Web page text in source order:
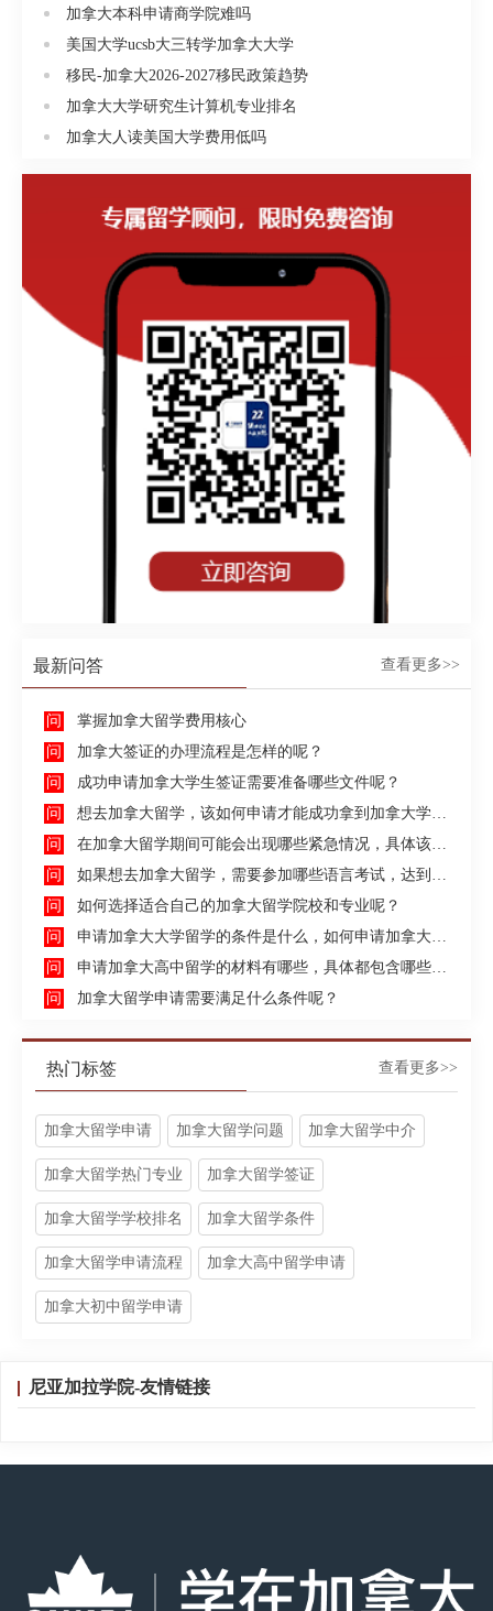
本科学位，CO-OP)，电力工程技术，电力工程技术-电
力系统(CO-OP)，电子工程技术(CO-OP)，光电子(激
光)工程技术，工程技术社区教育系：儿童及青年工作
者，早期幼儿教育，教育协助-特殊教育支持，社会工
作者计算机系：计算机技术(CO-OP)，计算机编程和程
工艺商业及小企业系：国际商业和全球开发(四年本科
有学士学位)商业营运-财会(CO-OP)，商业营运-国际商
业，商业营运-销售及市场，商业管理-财会(CO-OP)，
商业管理-人事管理(CO-OP)，商业管理-国际商务，商
业管理-市场，商业管理-营运管理(CO-OP)，商业管理-
职业高尔夫管理(CO-OP)环境培育系：环境管理技-实
地及实验室(CO-OP)费用：申请费250加币，学费语言
995加币/4周，正课9800加币/年退费政策：签证被拒后
可以获得扣除250行政费后的全部学费。签证通过后申
请退费，在开课前10天提出申请可获得部分学费。具
加拿大本科申请商学院难吗
美国大学ucsb大三转学加拿大大学
移民-加拿大2026-2027移民政策趋势
加拿大大学研究生计算机专业排名
加拿大人读美国大学费用低吗
最新问答 查看更多>>
掌握加拿大留学费用核心
加拿大签证的办理流程是怎样的呢？
成功申请加拿大学生签证需要准备哪些文件呢？
想去加拿大留学，该如何申请才能成功拿到加拿大学生签证呢？
在加拿大留学期间可能会出现哪些紧急情况，具体该如何去处理这些紧急情况呢？
如果想去加拿大留学，需要参加哪些语言考试，达到什么水平才能申请呢？
如何选择适合自己的加拿大留学院校和专业呢？
申请加拿大大学留学的条件是什么，如何申请加拿大大学留学，留学的费用及签证申请流程是什么？
申请加拿大高中留学的材料有哪些，具体都包含哪些方面呢？
加拿大留学申请需要满足什么条件呢？
热门标签 查看更多>>
加拿大留学申请 加拿大留学问题 加拿大留学中介
加拿大留学热门专业 加拿大留学签证
加拿大留学学校排名 加拿大留学条件
加拿大留学申请流程 加拿大高中留学申请
加拿大初中留学申请
尼亚加拉学院-友情链接